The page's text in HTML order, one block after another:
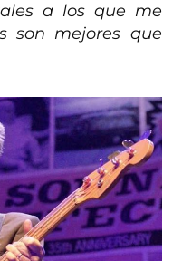
a los que me
son mejores que